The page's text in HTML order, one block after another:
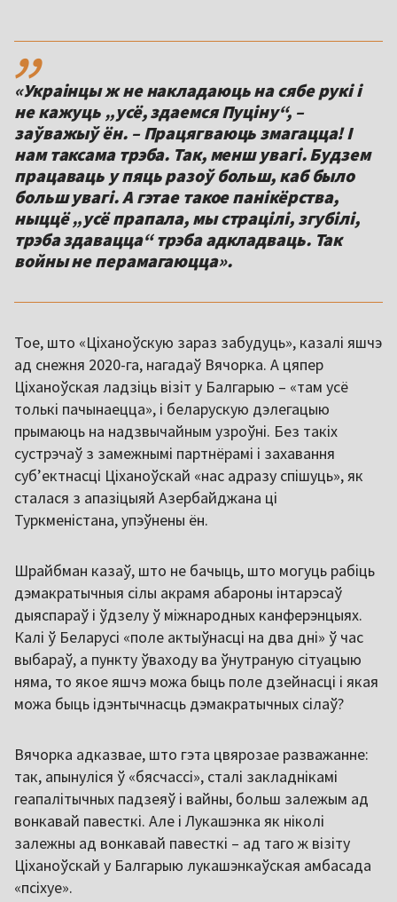
,,
«Украінцы ж не накладаюць на сябе рукі і
не кажуць „усё, здаемся Пуціну“, –
заўважыў ён. – Працягваюць змагацца! І
нам таксама трэба. Так, менш увагі. Будзем
працаваць у пяць разоў больш, каб было
больш увагі. А гэтае такое панікёрства,
ныццё „усё прапала, мы страцілі, згубілі,
трэба здавацца“ трэба адкладваць. Так
войны не перамагаюцца».
Тое, што «Ціханоўскую зараз забудуць», казалі яшчэ
ад снежня 2020-га, нагадаў Вячорка. А цяпер
Ціханоўская ладзіць візіт у Балгарыю – «там усё
толькі пачынаецца», і беларускую дэлегацыю
прымаюць на надзвычайным узроўні. Без такіх
сустрэчаў з замежнымі партнёрамі і захавання
суб’ектнасці Ціханоўскай «нас адразу спішуць», як
сталася з апазіцыяй Азербайджана ці
Туркменістана, упэўнены ён.
Шрайбман казаў, што не бачыць, што могуць рабіць
дэмакратычныя сілы акрамя абароны інтарэсаў
дыяспараў і ўдзелу ў міжнародных канферэнцыях.
Калі ў Беларусі «поле актыўнасці на два дні» ў час
выбараў, а пункту ўваходу ва ўнутраную сітуацыю
няма, то якое яшчэ можа быць поле дзейнасці і якая
можа быць ідэнтычнасць дэмакратычных сілаў?
Вячорка адказвае, што гэта цвярозае разважанне:
так, апынуліся ў «бясчассі», сталі закладнікамі
геапалітычных падзеяў і вайны, больш залежым ад
вонкавай павесткі. Але і Лукашэнка як ніколі
залежны ад вонкавай павесткі – ад таго ж візіту
Ціханоўскай у Балгарыю лукашэнкаўская амбасада
«псіхуе».